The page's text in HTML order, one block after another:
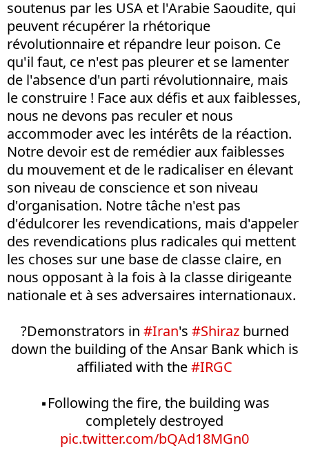
soutenus par les USA et l'Arabie Saoudite, qui
peuvent récupérer la rhétorique
révolutionnaire et répandre leur poison. Ce
qu'il faut, ce n'est pas pleurer et se lamenter
de l'absence d'un parti révolutionnaire, mais
le construire ! Face aux défis et aux faiblesses,
nous ne devons pas reculer et nous
accommoder avec les intérêts de la réaction.
Notre devoir est de remédier aux faiblesses
du mouvement et de le radicaliser en élevant
son niveau de conscience et son niveau
d'organisation. Notre tâche n'est pas
d'édulcorer les revendications, mais d'appeler
des revendications plus radicales qui mettent
les choses sur une base de classe claire, en
nous opposant à la fois à la classe dirigeante
nationale et à ses adversaires internationaux.
?Demonstrators in #Iran's #Shirazburned
down the building of the Ansar Bank which is
affiliated with the#IRGC
▪️Following the fire, the building was
completely destroyed
pic.twitter.com/bQAd18MGn0